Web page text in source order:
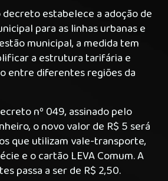
estabelece a adoção de
para as linhas urbanas e
municipal, a medida tem
a estrutura tarifária e
entre diferentes regiões da
nº 049, assinado pelo
o novo valor de R$ 5 será
que utilizam vale-transporte,
e o cartão LEVA Comum. A
passa a ser de R$ 2,50.